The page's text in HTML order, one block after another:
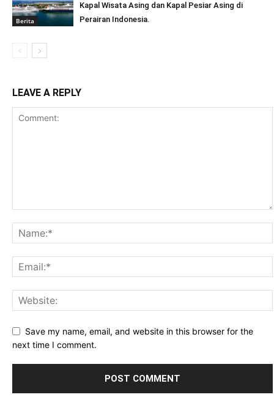
Berita
Kapal Wisata Asing dan Kapal Pesiar Asing di
Perairan Indonesia.
LEAVE A REPLY
Save my name, email, and website in this browser for the
next time I comment.